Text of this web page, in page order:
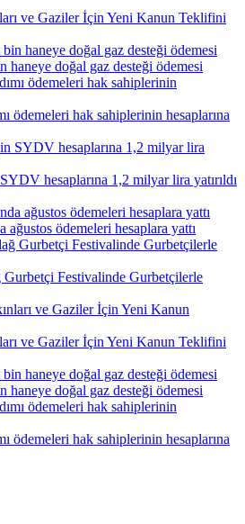
ve Gaziler İçin Yeni Kanun Teklifini
haneye doğal gaz desteği ödemesi
ödemeleri hak sahiplerinin hesaplarına
hesaplarına 1,2 milyar lira yatırıldı
ağustos ödemeleri hesaplara yattı
Festivalinde Gurbetçilerle
ve Gaziler İçin Yeni Kanun Teklifini
haneye doğal gaz desteği ödemesi
ödemeleri hak sahiplerinin hesaplarına